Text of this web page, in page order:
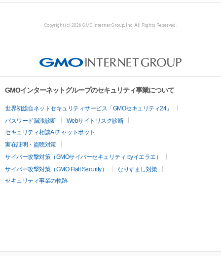
Copyright (c) 2026 GMO Internet Group, Inc. All Rights Reserved.
GMOインターネットグループのセキュリティ事業について
世界初総合ネットセキュリティサービス「GMOセキュリティ24」
パスワード漏洩診断
Webサイトリスク診断
セキュリティ相談AIチャットボット
実在証明・盗聴対策
サイバー攻撃対策（GMOサイバーセキュリティ byイエラエ）
サイバー攻撃対策（GMO Flatt Security）
なりすまし対策
セキュリティ事業の軌跡